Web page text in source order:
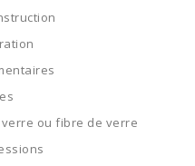
ou fibre de verre